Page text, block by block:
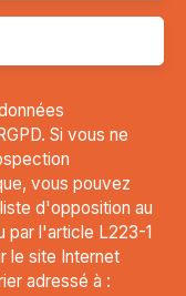
Si vous ne
vous pouvez
d'opposition au
par l'article L223-1
le site Internet
adressé à :